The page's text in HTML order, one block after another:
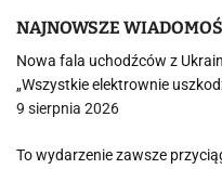
NAJNOWSZE
Nowa fala uchodźców z
„Wszystkie elektrownie
9 sierpnia 2026
To wydarzenie zawsze